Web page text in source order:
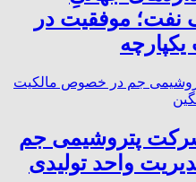
موفقیت در
پتروشیمی جم
واحد تولیدی